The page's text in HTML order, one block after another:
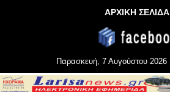
ΑΡΧΙΚΗ ΣΕΛΙΔΑ
Παρασκευή, 7 Αυγούστου 2026